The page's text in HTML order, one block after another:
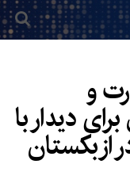
و
دیدار با
ازبکستان